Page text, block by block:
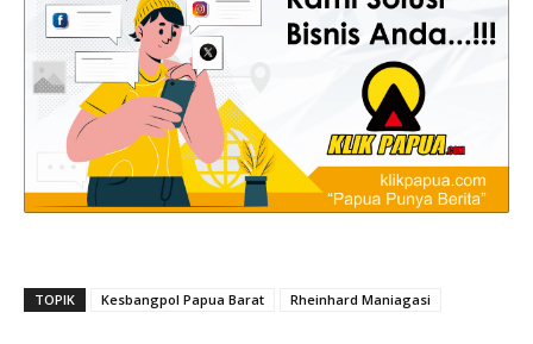
TOPIK Kesbangpol Papua Barat Rheinhard Maniagasi